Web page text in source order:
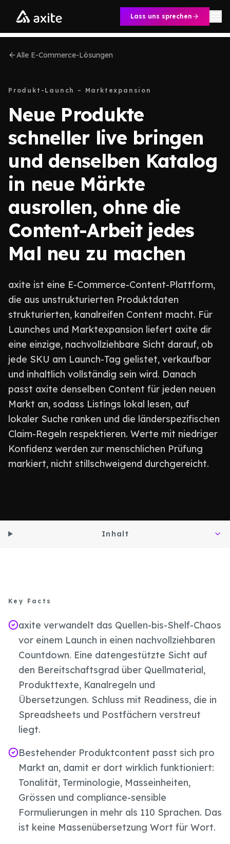
Lass uns sprechen
Alle E-Commerce-Lösungen
Produkt-Launch – Marktexpansion
Neue Produkte
schneller live bringen
und denselben Katalog
in neue Märkte
ausrollen, ohne die
Content-Arbeit jedes
Mal neu zu machen
axite ist eine E-Commerce-Content-Plattform,
die aus unstrukturierten Produktdaten
strukturierten, kanalreifen Content macht. Für
Launches und Marktexpansion liefert axite dir
eine einzige, nachvollziehbare Sicht darauf, ob
jede SKU am Launch-Tag gelistet, verkaufbar
und inhaltlich vollständig sein wird. Danach
passt axite denselben Content für jeden neuen
Markt an, sodass Listings lokal lesen, auf
lokaler Suche ranken und die länderspezifischen
Claim-Regeln respektieren. Werte mit niedriger
Konfidenz werden zur menschlichen Prüfung
markiert, nicht stillschweigend durchgereicht.
Inhalt
Key Facts
axite verwandelt das Quellen-bis-Shelf-Chaos
vor einem Launch in einen nachvollziehbaren
Countdown. Eine datengestützte Sicht auf
den Bereitschaftsgrad über Quellmaterial,
Produkttexte, Kanalregeln und
Übersetzungen. Schluss mit Readiness, die in
Spreadsheets und Postfächern verstreut
liegt.
Bestehender Produktcontent passt sich pro
Markt an, damit er dort wirklich funktioniert:
Tonalität, Terminologie, Masseinheiten,
Grössen und compliance-sensible
Formulierungen in mehr als 110 Sprachen. Das
ist keine Massenübersetzung Wort für Wort.